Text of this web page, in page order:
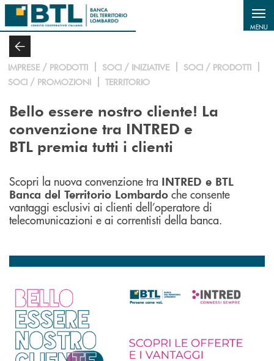
Salta al contenuto principale
MENU
IMPRESE / PRODOTTI SOCI / INIZIATIVE
SOCI / PRODOTTI
SOCI / PROMOZIONI
TERRITORIO
Bello essere nostro cliente! La
convenzione tra INTRED e
BTL premia tutti i clienti
Scopri la nuova convenzione tra INTRED e BTL
Banca del Territorio Lombardo che consente
vantaggi esclusivi ai clienti dell’operatore di
telecomunicazioni e ai correntisti della banca.